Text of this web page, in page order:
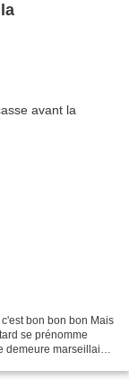
bon bon bon Mais
se prénomme
demeure marseillaise